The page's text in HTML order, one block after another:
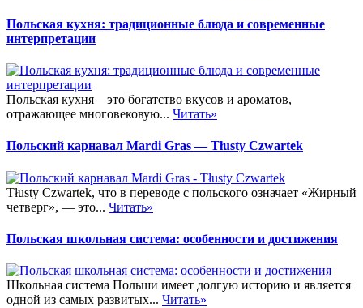
Польская кухня: традиционные блюда и современные
интерпретации
Польская кухня – это богатство вкусов и ароматов,
отражающее многовековую... Читать»
Польский карнавал Мardi Gras — Тłusty Czwartek
Тłusty Czwartek, что в переводе с польского означает «Жирный
четверг», — это... Читать»
Польская школьная система: особенности и достижения
Школьная система Польши имеет долгую историю и является
одной из самых развитых... Читать»